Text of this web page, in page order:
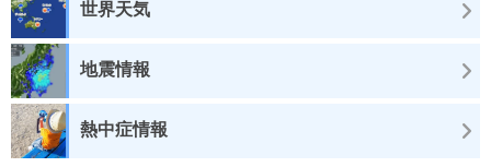
世界天気
地震情報
熱中症情報